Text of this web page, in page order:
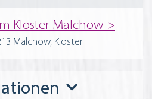
Kloster Malchow
Malchow, Kloster